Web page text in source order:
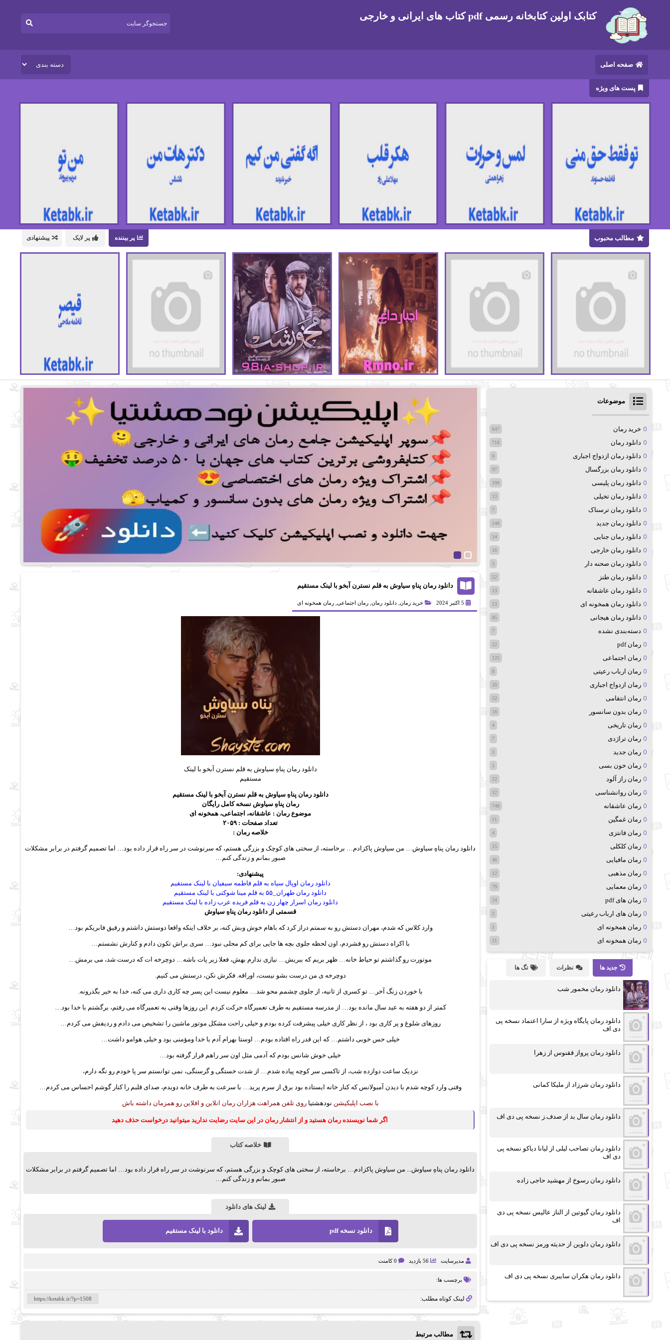
کتابک اولین کتابخانه رسمی pdf کتاب های ایرانی و خارجی
صفحه اصلی
پست های ویژه
پر بیننده پر لایک پیشنهادی مطالب محبوب
دانلود رمان پناهِ سیاوش به قلم نسترن آبخو با لینک مستقیم
5 اکتبر 2024 خرید رمان دانلود رمان رمان اجتماعی رمان همخونه ای
دانلود رمان پناهِ سیاوش به قلم نسترن آبخو با لینک
مستقیم
دانلود رمان پناهِ سیاوش به قلم نسترن آبخو با لینک مستقیم
رمان پناهِ سیاوش نسخه کامل رایگان
موضوع رمان : عاشقانه، اجتماعی، همخونه ای
تعداد صفحات : ۲۰۵۹
خلاصه رمان :
دانلود رمان پناهِ سیاوش… من سیاوش پاکزادم… برخاسته، از سختی های کوچک و بزرگی هستم، که سرنوشت در سر راه قرار داده بود… اما تصمیم گرفتم در برابر مشکلات
صبور بمانم و زندگی کنم…
پیشنهادی:
دانلود رمان اوپال سیاه به قلم فاطمه سیفیان با لینک مستقیم
دانلود رمان طهران_۵۵ به قلم مینا شوکتی با لینک مستقیم
دانلود رمان اسرار چهار زن به قلم فریده عرب زاده با لینک مستقیم
قسمتی از دانلود رمان پناهِ سیاوش
وارد کلاس که شدم، مهران دستش رو به سمتم دراز کرد که باهام خوش وبش کنه، بر خلاف اینکه واقعا دوستش داشتم و رفیق فابریکم بود…
با اکراه دستش رو فشردم، اون لحظه جلوی بچه ها جایی برای کم محلی نبود… سری براش تکون دادم و کنارش نشستم…
موتورت رو گذاشتم تو حیاط خانه… ظهر بریم که ببریش… نیازی ندارم بهش، فعلا زیر پات باشه… دوچرخه ات که درست شد، می برمش…
دوچرخه ی من درست بشو نیست، اوراقه. فکرش نکن، درستش می کنیم.
با خوردن زنگ آخر… تو کسری از ثانیه، از جلوی چشمم محو شد… معلوم نیست این پسر چه کاری داری می کنه، خدا به خیر بگذرونه.
کمتر از دو هفته به عید سال مانده بود… از مدرسه مستقیم به طرف تعمیرگاه حرکت کردم. این روزها وقتی به تعمیرگاه می رفتم، برگشتم با خدا بود…
روزهای شلوغ و پر کاری بود ، از نظر کاری خیلی پیشرفت کرده بودم و خیلی راحت مشکل موتور ماشین را تشخیص می دادم و ردیفش می کردم…
خیلی حس خوبی داشتم… که این قدر راه افتاده بودم… اوستا بهرام آدم با خدا ومؤمنی بود و خیلی هوامو داشت…
خیلی خوش شانس بودم که آدمی مثل اون سر راهم قرار گرفته بود…
نزدیک ساعت دوازده شب، از تاکسی سر کوچه پیاده شدم… از شدت خستگی و گرسنگی، نمی توانستم سر پا خودم رو نگه دارم،
وقتی وارد کوچه شدم با دیدن آمبولانس که کنار خانه ایستاده بود برق از سرم پرید… با سرعت به طرف خانه دویدم، صدای قلبم را کنار گوشم احساس می کردم…
با نصب اپلیکیشن نودهشتیا روی تلفن همراهت هزاران رمان انلاین و افلاین رو همزمان داشته باش
اگر شما نویسنده رمان هستید و از انتشار رمان در این سایت رضایت ندارید میتوانید درخواست حذف دهید
خلاصه کتاب
دانلود رمان پناهِ سیاوش... من سیاوش پاکزادم… برخاسته، از سختی های کوچک و بزرگی هستم، که سرنوشت در سر راه قرار داده بود… اما تصمیم گرفتم در برابر مشکلات
صبور بمانم و زندگی کنم…
لینک های دانلود
دانلود نسخه pdf دانلود با لینک مستقیم
مدیرسایت 56 بازدید 0 کامنت
برچسب ها:
لینک کوتاه مطلب:
مطالب مرتبط
موضوعات
خرید رمان 647
دانلود رمان 718
دانلود رمان ازدواج اجباری 6
دانلود رمان بزرگسال 97
دانلود رمان پلیسی 199
دانلود رمان تخیلی 13
دانلود رمان ترسناک 7
دانلود رمان جدید 148
دانلود رمان جنایی 14
دانلود رمان خارجی 16
دانلود رمان صحنه دار 5
دانلود رمان طنز 52
دانلود رمان عاشقانه 13
دانلود رمان همخونه ای 13
دانلود رمان هیجانی 85
دسته‌بندی نشده 7
رمان pdf 22
رمان اجتماعی 125
رمان ارباب رعیتی 8
رمان ازدواج اجباری 20
رمان انتقامی 52
رمان بدون سانسور 18
رمان تاریخی 4
رمان تراژدی 7
رمان جدید 1
رمان خون بسی 1
رمان راز آلود 12
رمان روانشناسی 12
رمان عاشقانه 748
رمان غمگین 11
رمان فانتزی 4
رمان کلکلی 15
رمان مافیایی 46
رمان مذهبی 12
رمان معمایی 79
رمان های pdf 24
رمان های ارباب رعیتی 2
رمان همخونه ای 1
رمان همخونه ای 11
جدید ها نظرات تگ ها
دانلود رمان مخمور شب
دانلود رمان پایگاه ویژه از سارا اعتماد نسخه پی
دی اف
دانلود رمان پرواز ققنوس از زهرا
دانلود رمان شرزاد از ملیکا کمانی
دانلود رمان سال بد از صدف.ز نسخه پی دی اف
دانلود رمان تصاحب لیلی از لیانا دیاکو نسخه پی
دی اف
دانلود رمان رسوخ از مهشید حاجی زاده
دانلود رمان گیوتین از الناز عالیس نسخه پی دی
اف
دانلود رمان دلوین از حدیثه ورمز نسخه پی دی اف
دانلود رمان هکران سایبری نسخه پی دی اف